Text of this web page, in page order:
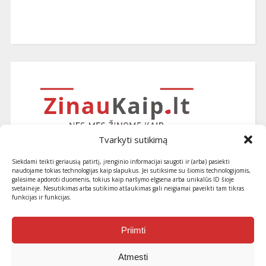
Tvarkyti sutikimą
Siekdami teikti geriausią patirtį, įrenginio informacijai saugoti ir (arba) pasiekti
naudojame tokias technologijas kaip slapukus. Jei sutiksime su šiomis technologijomis,
galėsime apdoroti duomenis, tokius kaip naršymo elgsena arba unikalūs ID šioje
svetainėje. Nesutikimas arba sutikimo atšaukimas gali neigiamai paveikti tam tikras
funkcijas ir funkcijas.
Priimti
Atmesti
Užsiprenumeruokite naujausius
straipsnius ir patarimus